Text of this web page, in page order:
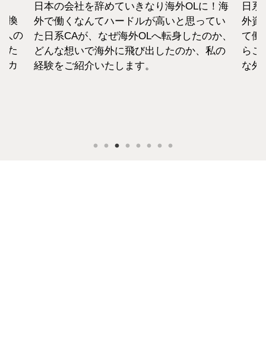
換
人の
た
カ
日本の会社を辞めていきなり海外OLに！海
外で働くなんてハードルが高いと思ってい
た日系CAが、なぜ海外OLへ転身したのか、
どんな想いで海外に飛び出したのか、私の
経験をご紹介いたします。
日
外資
て働
らこ
な外